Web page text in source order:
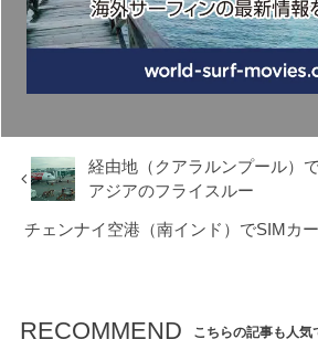
経由地（クアラルンプール）
アジアのフライスルー
チェンナイ空港（南インド）でSIMカ
RECOMMEND こちらの記事も人気